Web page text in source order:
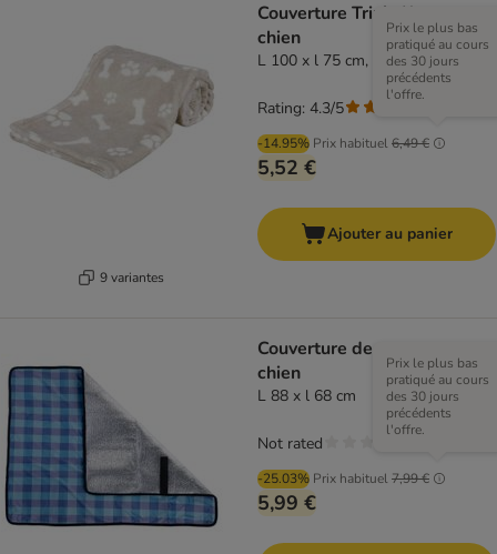
9 variantes
Couverture Trixie Kenny pour
chien
L 100 x l 75 cm, beige
-14.95% Prix habituel6,49 €
Prix le plus bas
pratiqué au cours
des 30 jours
précédents
l'offre.
5,52 €
Rating: 4.3/5
Ajouter au panier
Couverture de voyage pour
chien
L 88 x l 68 cm
-25.03% Prix habituel7,99 €
Prix le plus bas
pratiqué au cours
des 30 jours
précédents
l'offre.
5,99 €
Not rated